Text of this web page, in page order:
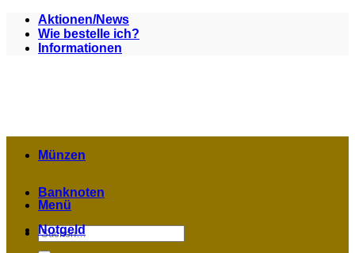
Zum
Inhalt
springen
Aktionen/News
Wie bestelle ich?
Informationen
Menü
Suchen
nach:
Münzen
Banknoten
Notgeld